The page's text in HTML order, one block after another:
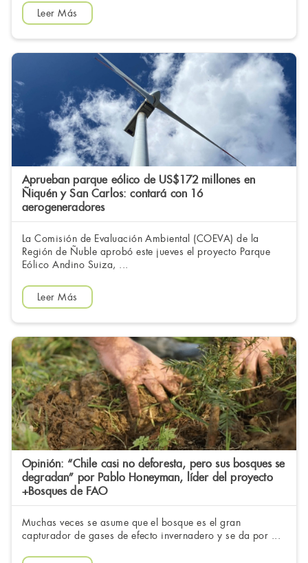
Leer Más
Aprueban parque eólico de US$172 millones en
Ñiquén y San Carlos: contará con 16
aerogeneradores
La Comisión de Evaluación Ambiental (COEVA) de la
Región de Ñuble aprobó este jueves el proyecto Parque
Eólico Andino Suiza, ...
Leer Más
Opinión: “Chile casi no deforesta, pero sus bosques se
degradan” por Pablo Honeyman, líder del proyecto
+Bosques de FAO
Muchas veces se asume que el bosque es el gran
capturador de gases de efecto invernadero y se da por ...